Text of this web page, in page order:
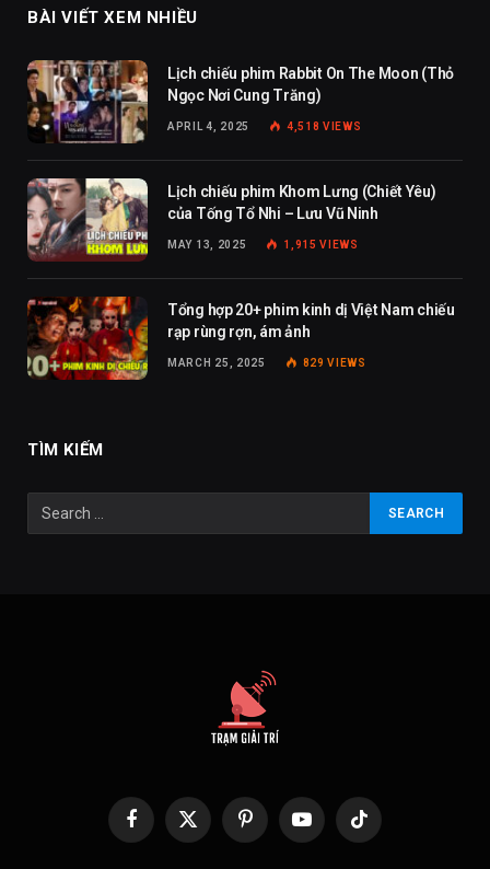
BÀI VIẾT XEM NHIỀU
Lịch chiếu phim Rabbit On The Moon (Thỏ
Ngọc Nơi Cung Trăng)
APRIL 4, 2025 4,518VIEWS
Lịch chiếu phim Khom Lưng (Chiết Yêu)
của Tống Tổ Nhi – Lưu Vũ Ninh
MAY 13, 2025 1,915VIEWS
Tổng hợp 20+ phim kinh dị Việt Nam chiếu
rạp rùng rợn, ám ảnh
MARCH 25, 2025 829VIEWS
TÌM KIẾM
Facebook
X
PinterestYouTubeTikTok